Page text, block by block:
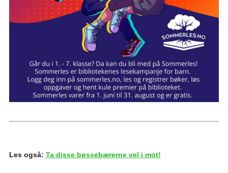
Les også: Ta disse bøssebærerne vel i mot!